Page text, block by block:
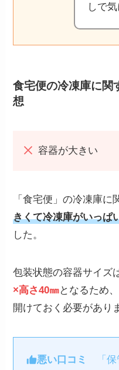
しで
食宅便の冷凍庫に関
想
容器が大きい
「食宅便」の冷凍庫
きくて冷凍庫がいっぱ
した。
包装状態の容器サイズ
×高さ40㎜となるため
開けておく必要があり
悪い口コミ 「保